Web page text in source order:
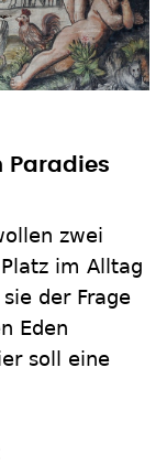
Paradies
zwei
im Alltag
der Frage
Eden
soll eine